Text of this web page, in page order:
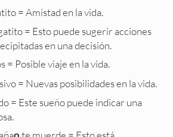
= Amistad en la vida.
= Esto puede sugerir acciones
en una decisión.
= Posible viaje en la vida.
= Nuevas posibilidades en la vida.
= Este sueño puede indicar una